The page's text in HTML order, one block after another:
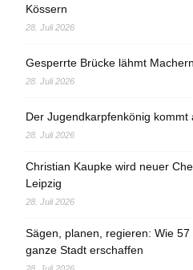
Kössern
28. Juli 2026
Gesperrte Brücke lähmt
28. Juli 2026
Der Jugendkarpfenkönig kommt
28. Juli 2026
Christian Kaupke wird neuer
Leipzig
28. Juli 2026
Sägen, planen, regieren: Wie
ganze Stadt erschaffen